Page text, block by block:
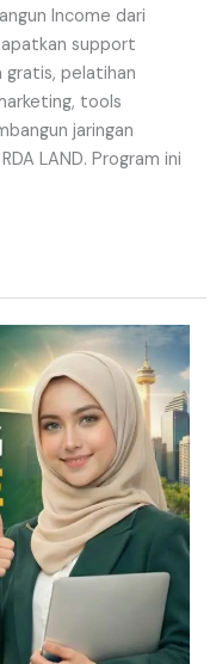
Income dari
support
gratis, pelatihan
tools
jaringan
LAND. Program ini